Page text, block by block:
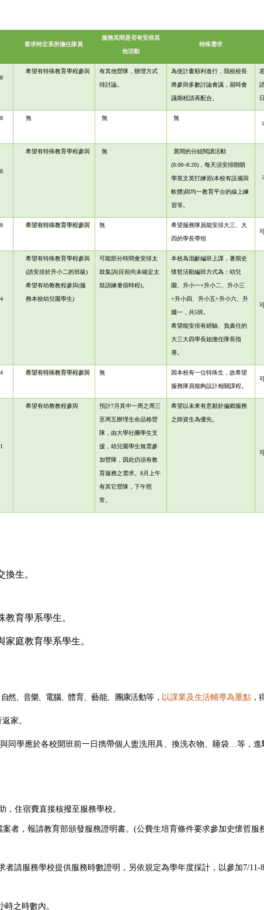
要求特定系所擔任隊員
服務其間是否有安排其
他活動
特殊需求
希望有特殊教育學程參與 有其他營隊，辦理方式
待討論。
為使計畫順利進行，我校校長
將參與多數討論會議，屆時會
議期程請再配合。
無 無
無
希望有特殊教育學程參與 無 晨間的分組閱讀活動
(8:00~8:20)，每天須安排朗朗
學英文英打練習(本校有設備與
軟體)與均一教育平台的線上練
習等。
希望有特殊教育學程參與 無 希望服務隊員能安排大三、大
四的學長帶領
希望有特殊教育學程參與
(請安排於升小二的班級)
希望有幼教教程參與(服
務本校幼兒園學生)
可能部分時間會安排太
鼓集訓(目前尚未確定太
鼓訓練暑假時程)。
本校為混齡編班上課，暑期史
懷哲活動編班方式為：幼兒
園、升小一+升小二、升小三
+升小四、升小五+升小六、升
國一，共5班。
希望能安排有經驗、負責任的
大三大四學長姐擔任隊長指
導。
希望有特殊教育學程參與 無 因本校有一位特殊生，故希望
服務隊員能夠設計相關課程。
希望有幼教教程參與 預計7月其中一周之周三
至周五辦理生命品格營
隊，由大學社團學生支
援，幼兒園學生無需參
加營隊，因此仍須有教
育服務之需求。8月上午
有其它營隊，下午照
常。
希望以未來有意願於偏鄉服務
之師資生為優先。
生。
育學系學生。
庭教育學系學生。
然、音樂、電腦、體育、藝能、團康活動等， 以課業及生活輔導為重點，
家。
同學應於各校開班前一日擕帶個人盥洗用具、換洗衣物、睡袋…等，
住宿費直接核撥至服務學校。
者，報請教育部頒發服務證明書。(公費生培育條件要求參加史懷哲
請服務學校提供服務時數證明，另依規定為學年度採計，以參加7/11-
時之 時數內。